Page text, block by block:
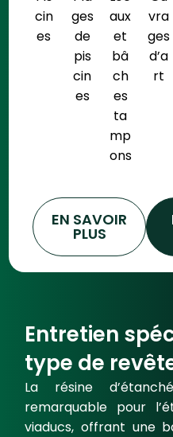
cin
es
ges
de
pis
cin
es
aux
et
bâ
ch
es
ta
mp
ons
vra
ges
d’a
rt
EN SAVOIR
PLUS
Entretien
type de
La résine
remarquable pour
viaducs, offrant une